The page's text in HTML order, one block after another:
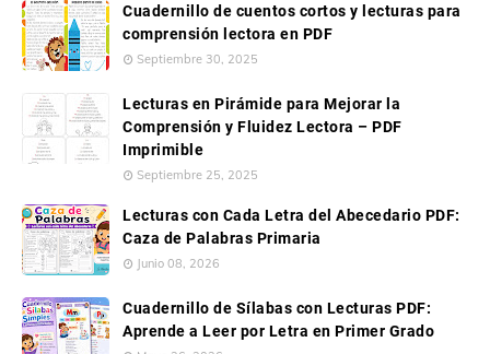
Cuadernillo de cuentos cortos y lecturas para
comprensión lectora en PDF
Septiembre 30, 2025
Lecturas en Pirámide para Mejorar la
Comprensión y Fluidez Lectora – PDF
Imprimible
Septiembre 25, 2025
Lecturas con Cada Letra del Abecedario PDF:
Caza de Palabras Primaria
Junio 08, 2026
Cuadernillo de Sílabas con Lecturas PDF:
Aprende a Leer por Letra en Primer Grado